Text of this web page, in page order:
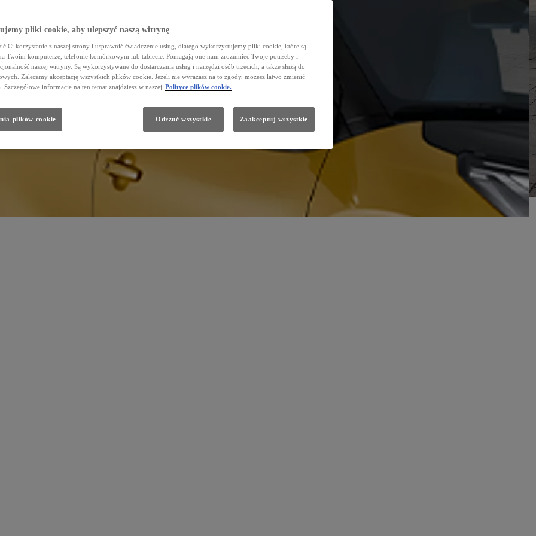
pliki cookie, aby ulepszyć naszą witrynę
Ci korzystanie z naszej strony i usprawnić świadczenie usług, dlatego wykorzystujemy pliki cookie, które są
Twoim komputerze, telefonie komórkowym lub tablecie. Pomagają one nam zrozumieć Twoje potrzeby i
naszej witryny. Są wykorzystywane do dostarczania usług i narzędzi osób trzecich, a także służą do
Zalecamy akceptację wszystkich plików cookie. Jeżeli nie wyrażasz na to zgody, możesz łatwo zmienić
Szczegółowe informacje na ten temat znajdziesz w naszej Polityce plików cookie.
Odrzuć wszystkie Zaakceptuj wszystkie
plików cookie